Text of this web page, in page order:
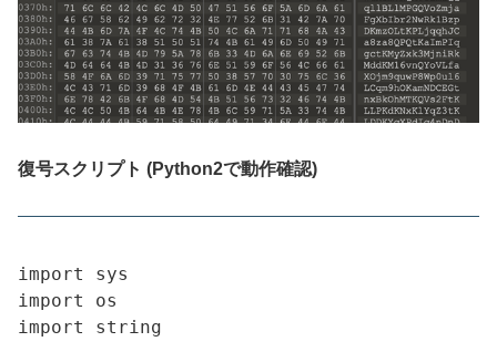
復号スクリプト (Python2で動作確認)
import sys
import os
import string